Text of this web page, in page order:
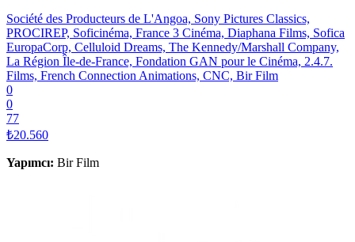
Société des Producteurs de L'Angoa, Sony Pictures Classics,
PROCIREP, Soficinéma, France 3 Cinéma, Diaphana Films, Sofica
EuropaCorp, Celluloid Dreams, The Kennedy/Marshall Company,
La Région Île-de-France, Fondation GAN pour le Cinéma, 2.4.7.
Films, French Connection Animations, CNC, Bir Film
0
0
77
₺20.560
Yapımcı: Bir Film